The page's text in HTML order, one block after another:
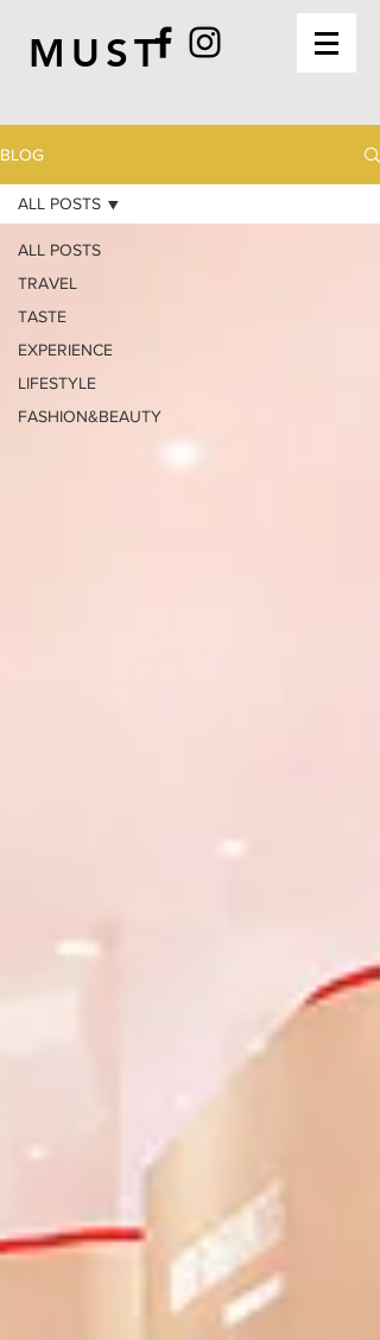
MUST
BLOG
ALL POSTS
TRAVEL
TASTE
EXPERIENCE
LIFESTYLE
FASHION&BEAUTY
ALL POSTS